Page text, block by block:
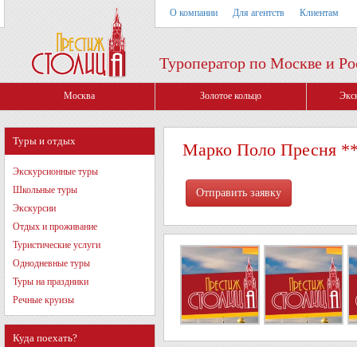
О компании Для агентств Клиентам
Туроператор по Москве и
Москва Золотое кольцо
Туры и отдых
Экскурсионные туры
Школьные туры
Экскурсии
Отдых и проживание
Туристические услуги
Однодневные туры
Туры на праздники
Речные круизы
Куда поехать?
Марко Поло Пресня